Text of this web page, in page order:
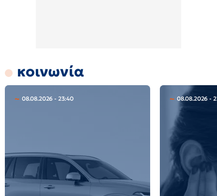
κοινωνία
08.08.2026 - 23:40 08.08.2026 -